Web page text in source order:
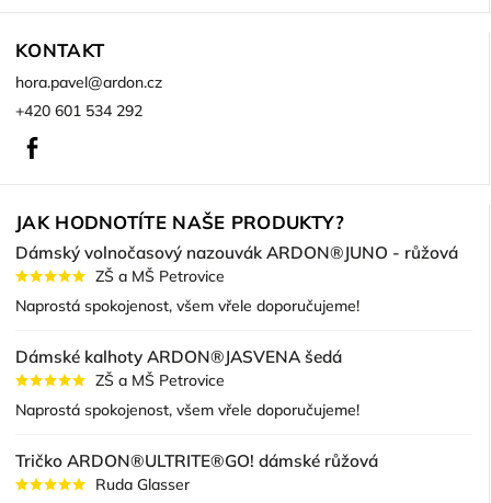
KONTAKT
hora.pavel@ardon.cz
+420 601 534 292
JAK HODNOTÍTE NAŠE PRODUKTY?
Dámský volnočasový nazouvák ARDON®JUNO - růžová
ZŠ a MŠ Petrovice
Naprostá spokojenost, všem vřele doporučujeme!
Dámské kalhoty ARDON®JASVENA šedá
ZŠ a MŠ Petrovice
Naprostá spokojenost, všem vřele doporučujeme!
Tričko ARDON®ULTRITE®GO! dámské růžová
Ruda Glasser